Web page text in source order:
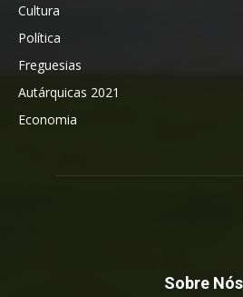
Cultura
Política
Freguesias
Autárquicas 2021
Economia
Sobre Nós